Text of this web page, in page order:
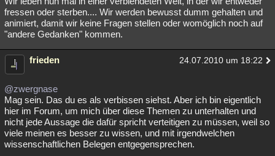
fressen oder sterben.... Wir werden bewusst dumm gehalten und
animiert, damit wir keine Fragen stellen oder womöglich noch auf
"andere Gedanken" kommen.
frieden 24.07.2010 um 18:22
@zwergnase
Mag sein. Das du es als verbissen siehst. Aber ich bin eigentlich
hier im Forum, um mich über diese Themen zu unterhalten und
nicht jede Aussage die dafür spricht verteitigen zu müssen, weil so
viele meinen es besser zu wissen, und mit irgendwelchen
wissenschaftlichen Belegen entgegensprechen.